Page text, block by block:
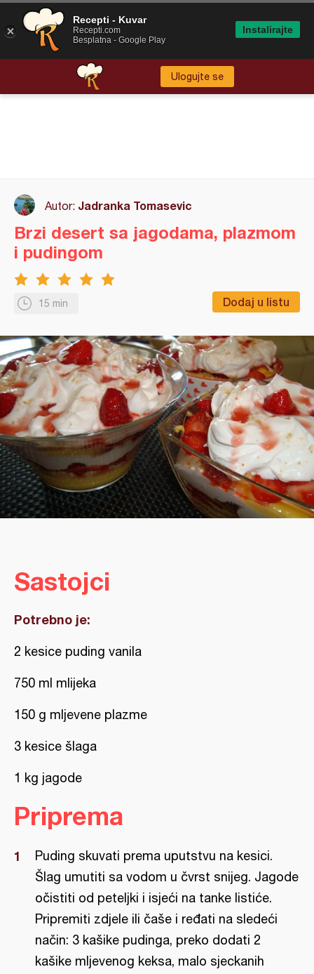
Ulogujte se
Autor: Jadranka Tomasevic
15 min Dodaj u listu
Brzi desert sa jagodama, plazmom
i pudingom
Sastojci
Potrebno je:
2 kesice puding vanila
750 ml mlijeka
150 g mljevene plazme
3 kesice šlaga
1 kg jagode
Priprema
Puding skuvati prema uputstvu na kesici.
Šlag umutiti sa vodom u čvrst snijeg. Jagode
očistiti od peteljki i isjeći na tanke listiće.
Pripremiti zdjele ili čaše i ređati na sledeći
način: 3 kašike pudinga, preko dodati 2
kašike mljevenog keksa, malo sjeckanih
Recepti - Kuvar
Recepti.com
Besplatna - Google Play
Instalirajte